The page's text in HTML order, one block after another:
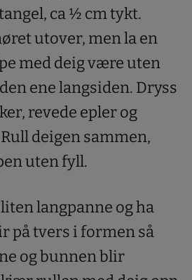
ca ½ cm tykt.
utover, men la en
med deig være uten
ene langsiden. Dryss
revede epler og
deigen sammen,
uten fyll.
langpanne og ha
på tvers i formen så
og bunnen blir